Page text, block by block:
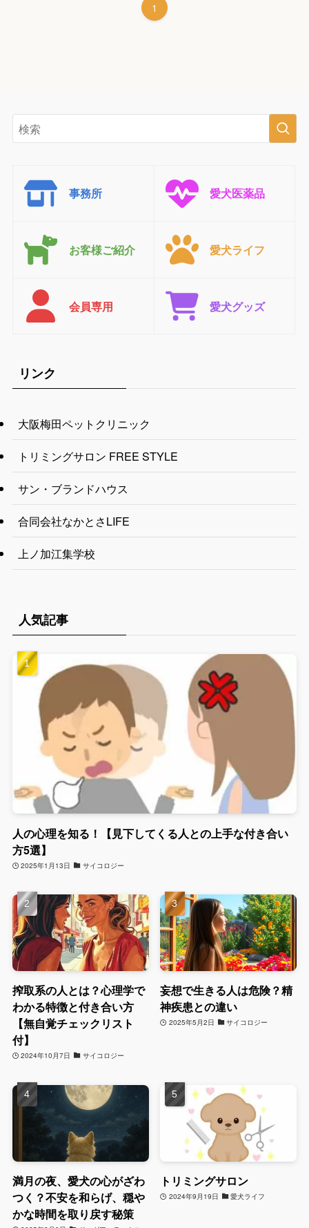
1
事務所 愛犬医薬品
お客様ご紹介 愛犬ライフ
会員専用 愛犬グッズ
リンク
大阪梅田ペットクリニック
トリミングサロン FREE STYLE
サン・ブランドハウス
合同会社なかとさLIFE
上ノ加江集学校
人気記事
人の心理を知る！【見下してくる人との上手な付き合い
方5選】
2025年1月13日 サイコロジー
搾取系の人とは？心理学で
わかる特徴と付き合い方
【無自覚チェックリスト
付】
2024年10月7日 サイコロジー
妄想で生きる人は危険？精
神疾患との違い
2025年5月2日 サイコロジー
満月の夜、愛犬の心がざわ
つく？不安を和らげ、穏や
かな時間を取り戻す秘策
トリミングサロン
2024年9月19日 愛犬ライフ